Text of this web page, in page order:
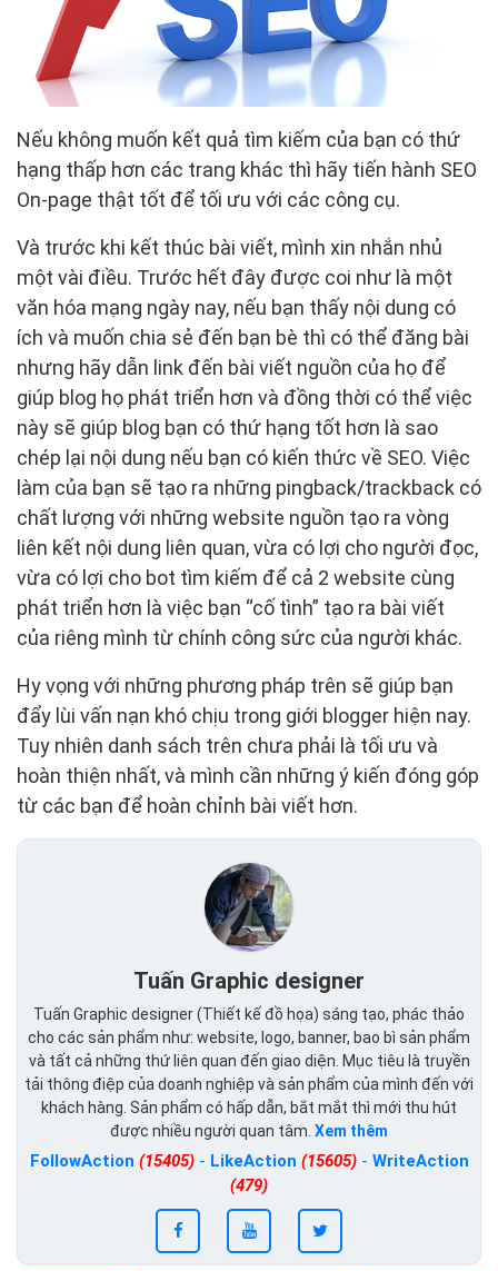
Nếu không muốn kết quả tìm kiếm của bạn có thứ
hạng thấp hơn các trang khác thì hãy tiến hành SEO
On-page thật tốt để tối ưu với các công cụ.
Và trước khi kết thúc bài viết, mình xin nhắn nhủ
một vài điều. Trước hết đây được coi như là một
văn hóa mạng ngày nay, nếu bạn thấy nội dung có
ích và muốn chia sẻ đến bạn bè thì có thể đăng bài
nhưng hãy dẫn link đến bài viết nguồn của họ để
giúp blog họ phát triển hơn và đồng thời có thể việc
này sẽ giúp blog bạn có thứ hạng tốt hơn là sao
chép lại nội dung nếu bạn có kiến thức về SEO. Việc
làm của bạn sẽ tạo ra những pingback/trackback có
chất lượng với những website nguồn tạo ra vòng
liên kết nội dung liên quan, vừa có lợi cho người đọc,
vừa có lợi cho bot tìm kiếm để cả 2 website cùng
phát triển hơn là việc bạn “cố tình” tạo ra bài viết
của riêng mình từ chính công sức của người khác.
Hy vọng với những phương pháp trên sẽ giúp bạn
đẩy lùi vấn nạn khó chịu trong giới blogger hiện nay.
Tuy nhiên danh sách trên chưa phải là tối ưu và
hoàn thiện nhất, và mình cần những ý kiến đóng góp
từ các bạn để hoàn chỉnh bài viết hơn.
Tuấn Graphic designer
Tuấn Graphic designer (Thiết kế đồ họa) sáng tạo, phác thảo
cho các sản phẩm như: website, logo, banner, bao bì sản phẩm
và tất cả những thứ liên quan đến giao diện. Mục tiêu là truyền
tải thông điệp của doanh nghiệp và sản phẩm của mình đến với
khách hàng. Sản phẩm có hấp dẫn, bắt mắt thì mới thu hút
được nhiều người quan tâm. Xem thêm
FollowAction (15405)- LikeAction (15605)- WriteAction
(479)